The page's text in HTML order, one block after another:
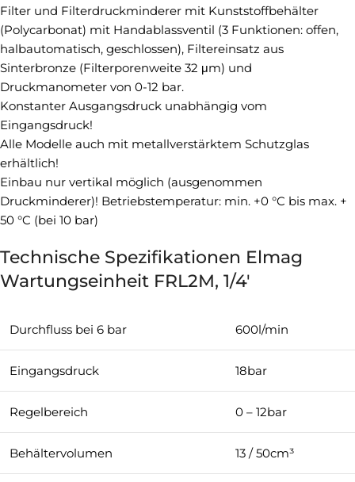
Filter und Filterdruckminderer mit Kunststoffbehälter
(Polycarbonat) mit Handablassventil (3 Funktionen: offen,
halbautomatisch, geschlossen), Filtereinsatz aus
Sinterbronze (Filterporenweite 32 μm) und
Druckmanometer von 0-12 bar.
Konstanter Ausgangsdruck unabhängig vom
Eingangsdruck!
Alle Modelle auch mit metallverstärktem Schutzglas
erhältlich!
Einbau nur vertikal möglich (ausgenommen
Druckminderer)! Betriebstemperatur: min. +0 °C bis max. +
50 °C (bei 10 bar)
Technische Spezifikationen Elmag
Wartungseinheit FRL2M, 1/4'
Durchfluss bei 6 bar 600l/min
Eingangsdruck 18bar
Regelbereich 0 – 12bar
Behältervolumen 13 / 50cm³